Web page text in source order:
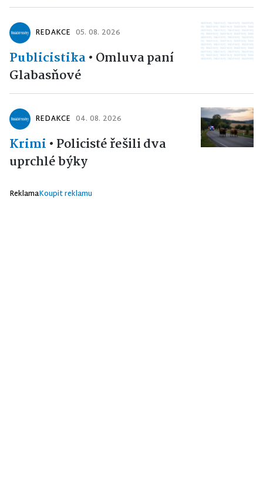
REDAKCE 05. 08. 2026
Publicistika• Omluva paní
Glabasňové
REDAKCE 04. 08. 2026
Krimi • Policisté řešili dva
uprchlé býky
ReklamaKoupit reklamu